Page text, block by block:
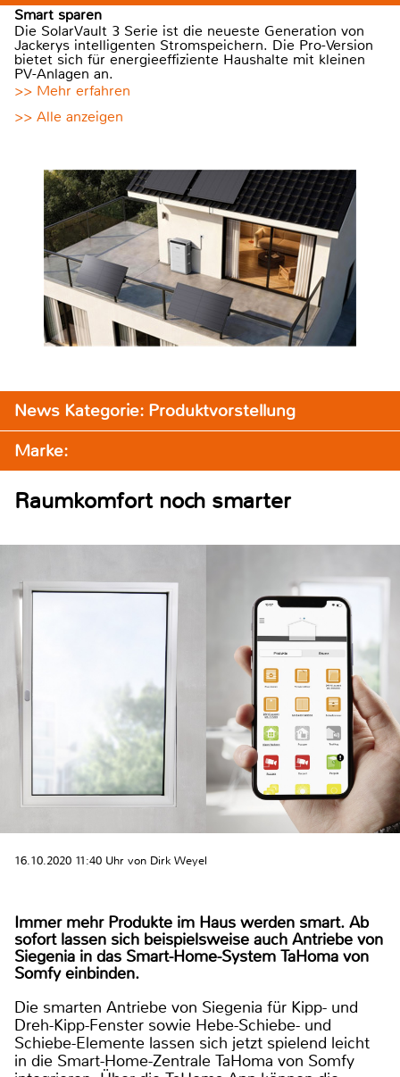
Smart sparen
Die SolarVault 3 Serie ist die neueste Generation von
Jackerys intelligenten Stromspeichern. Die Pro-Version
bietet sich für energieeffiziente Haushalte mit kleinen
PV-Anlagen an.
>> Mehr erfahren
>> Alle anzeigen
News Kategorie: Produktvorstellung
Marke:
Raumkomfort noch smarter
16.10.2020 11:40 Uhr von Dirk Weyel
Immer mehr Produkte im Haus werden smart. Ab
sofort lassen sich beispielsweise auch Antriebe von
Siegenia in das Smart-Home-System TaHoma von
Somfy einbinden.
Die smarten Antriebe von Siegenia für Kipp- und
Dreh-Kipp-Fenster sowie Hebe-Schiebe- und
Schiebe-Elemente lassen sich jetzt spielend leicht
in die Smart-Home-Zentrale TaHoma von Somfy